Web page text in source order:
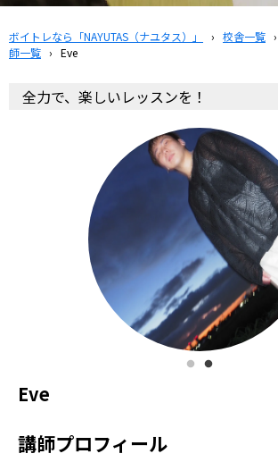
ボイトレなら「NAYUTAS（ナユタス）」 › 校舎一覧 ›
師一覧 › Eve
全力で、楽しいレッスンを！
Eve
講師プロフィール